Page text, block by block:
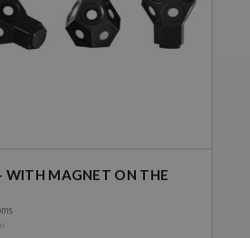
WITH MAGNET ON THE